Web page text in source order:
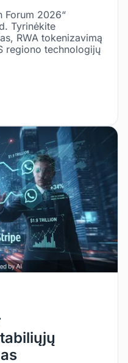
Forum 2026“
Tyrinėkite
RWA tokenizavimą
regiono technologijų